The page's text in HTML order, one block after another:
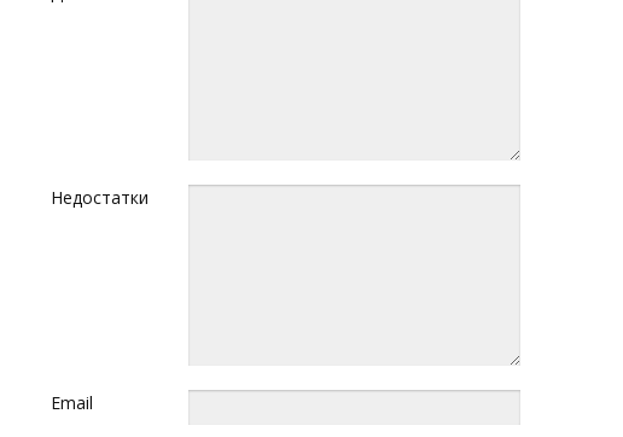
Недостатки
Email